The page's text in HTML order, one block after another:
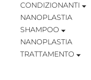
CONDIZIONANTI
NANOPLASTIA
SHAMPOO
NANOPLASTIA
TRATTAMENTO